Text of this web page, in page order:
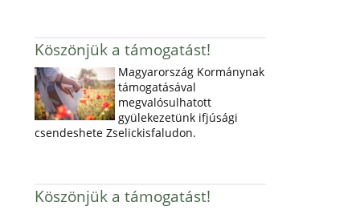
Köszönjük a támogatást!
Magyarország Kormánynak
támogatásával
megvalósulhatott
gyülekezetünk ifjúsági
csendeshete Zselickisfaludon.
Köszönjük a támogatást!